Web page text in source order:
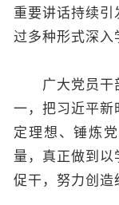
重要讲话持续
过多种形式深入
广大党员干部
一，把习近平新
定理想、锤炼
量，真正做到以
促干，努力创造